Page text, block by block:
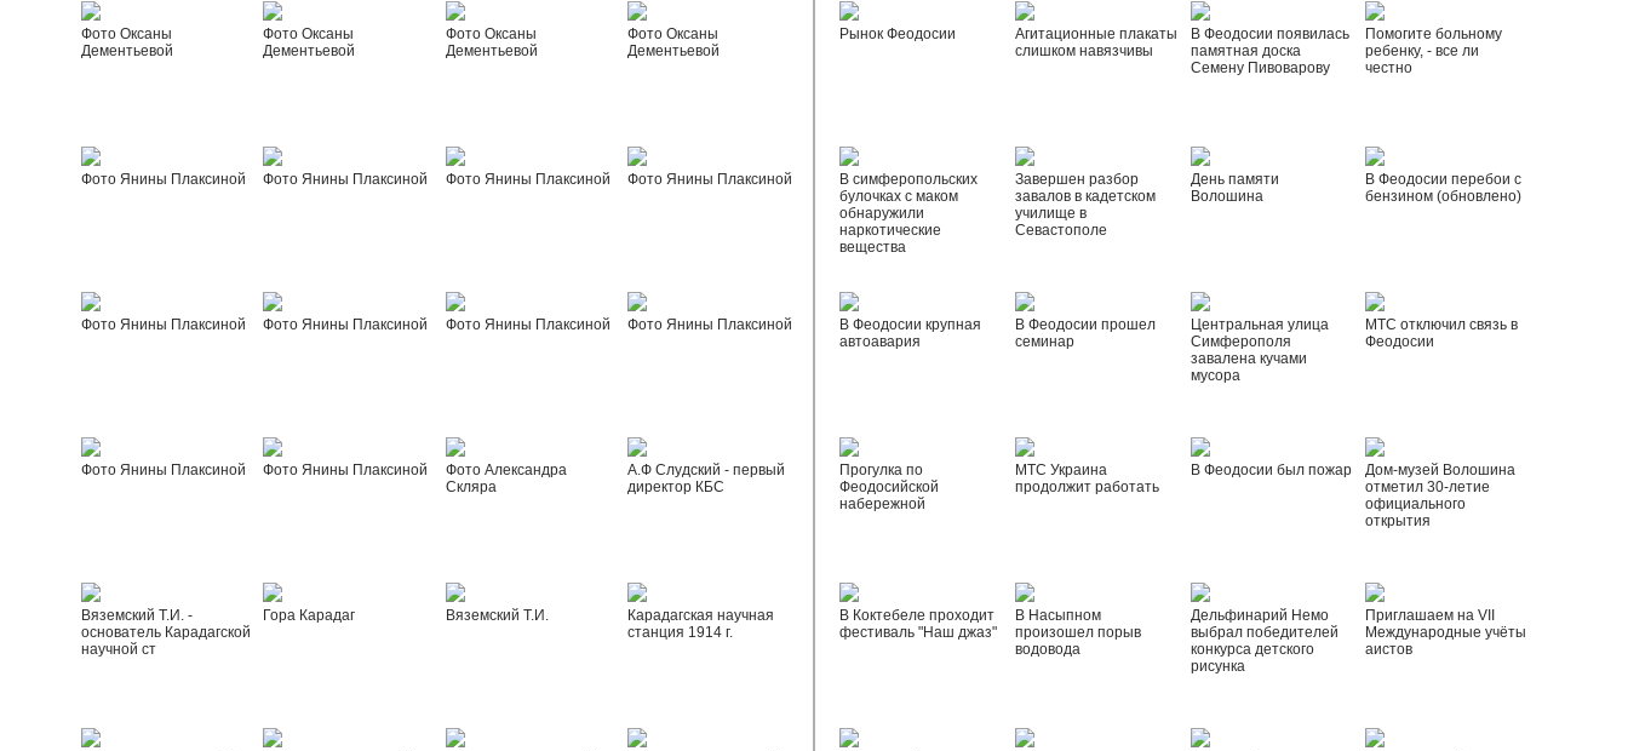
Фото Оксаны
Дементьевой
Фото Оксаны
Дементьевой
Фото Оксаны
Дементьевой
Фото Оксаны
Дементьевой
Фото Янины Плаксиной Фото Янины Плаксиной Фото Янины Плаксиной Фото Янины Плаксиной
Фото Янины Плаксиной Фото Янины Плаксиной Фото Янины Плаксиной Фото Янины Плаксиной
Фото Янины Плаксиной Фото Янины Плаксиной
Фото Александра
Скляра
А.Ф Слудский - первый
директор КБС
Вяземский Т.И. -
основатель Карадагской
научной ст
Гора Карадаг Вяземский Т.И.
Карадагская научная
станция 1914 г.
Рынок Феодосии
Агитационные плакаты
слишком навязчивы
В Феодосии появилась
памятная доска
Семену Пивоварову
Помогите больному
ребенку, - все ли
честно
В симферопольских
булочках с маком
обнаружили
наркотические
вещества
Завершен разбор
завалов в кадетском
училище в
Севастополе
День памяти
Волошина
В Феодосии перебои с
бензином (обновлено)
В Феодосии крупная
автоавария
В Феодосии прошел
семинар
Центральная улица
Симферополя
завалена кучами
мусора
МТС отключил связь в
Феодосии
Прогулка по
Феодосийской
набережной
МТС Украина
продолжит работать
В Феодосии был пожар
Дом-музей Волошина
отметил 30-летие
официального
открытия
В Коктебеле проходит
фестиваль "Наш джаз"
В Насыпном
произошел порыв
водовода
Дельфинарий Немо
выбрал победителей
конкурса детского
рисунка
Приглашаем на VII
Международные учёты
аистов